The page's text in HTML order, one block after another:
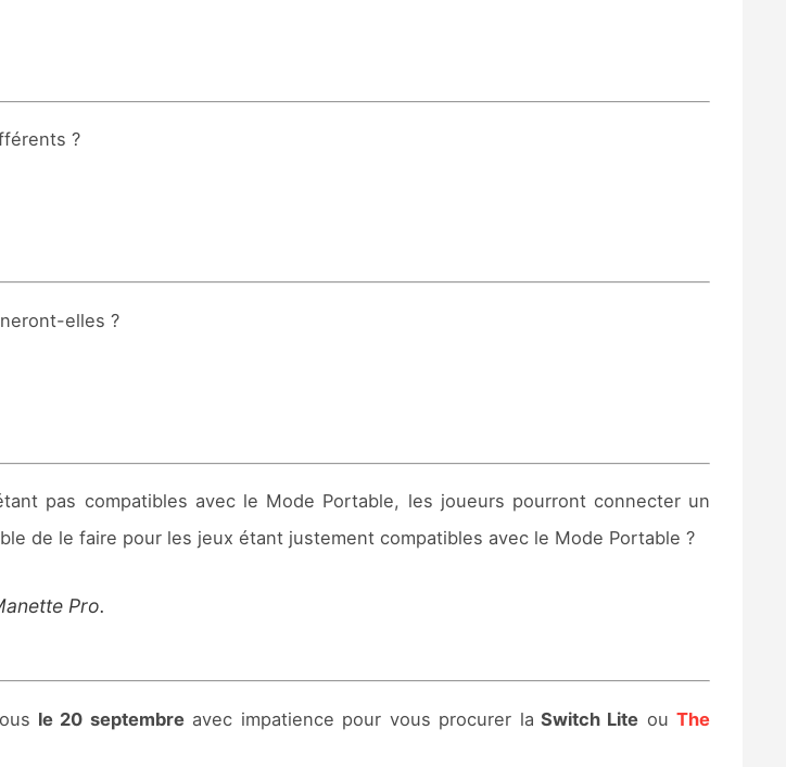
?
elles ?
pas compatibles avec le Mode Portable, les joueurs pourront connecter un
de le faire pour les jeux étant justement compatibles avec le Mode Portable ?
Pro.
le 20 septembreavec impatience pour vous procurer la Switch Lite ouThe